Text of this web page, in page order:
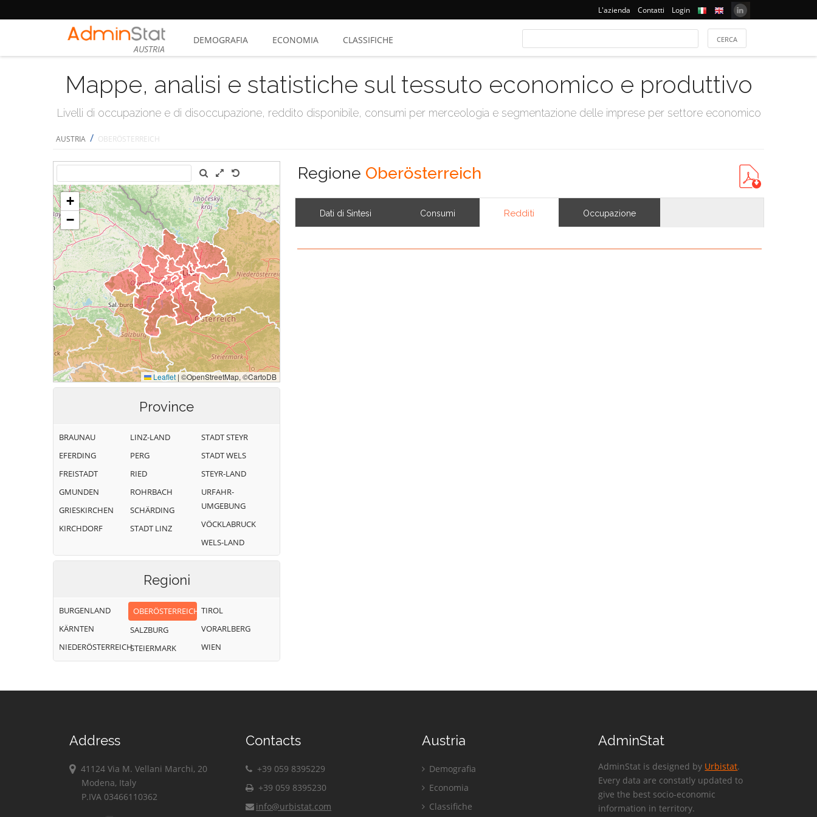
L'azienda Contatti Login
AUSTRIA
DEMOGRAFIA ECONOMIA CLASSIFICHE
Mappe, analisi e statistiche sul tessuto economico e produttivo
Livelli di occupazione e di disoccupazione, reddito disponibile, consumi per merceologia e segmentazione delle imprese per settore economico
AUSTRIA / OBERÖSTERREICH
Province
BRAUNAU
EFERDING
FREISTADT
GMUNDEN
GRIESKIRCHEN
KIRCHDORF
LINZ-LAND
PERG
RIED
ROHRBACH
SCHÄRDING
STADT LINZ
STADT STEYR
STADT WELS
STEYR-LAND
URFAHR-
UMGEBUNG
VÖCKLABRUCK
WELS-LAND
Regioni
BURGENLAND
KÄRNTEN
NIEDERÖSTERREICH
OBERÖSTERREICH
SALZBURG
STEIERMARK
TIROL
VORARLBERG
WIEN
Regione Oberösterreich
Dati di Sintesi Consumi Redditi Occupazione
Address
41124 Via M. Vellani Marchi, 20
Modena, Italy
P.IVA 03466110362
Contacts
+39 059 8395229
+39 059 8395230
info@urbistat.com
Austria
Demografia
Economia
Classifiche
AdminStat
AdminStat is designed by Urbistat.
Every data are constatly updated to
give the best socio-economic
information in territory.